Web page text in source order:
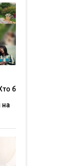
б
на